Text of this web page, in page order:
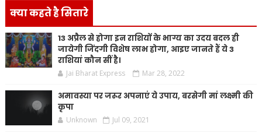
क्या कहते है सितारे
13 अप्रैल से होगा इन राशियों के भाग्य का उदय बदल ही
जायेगी जिंदगी विशेष लाभ होगा, आइए जानते हैं ये 3
राशियां कौन सीं है।
Jai Bharat Express Mar 28, 2022
अमावस्या पर जरूर अपनाएं ये उपाय, बरसेगी मां लक्ष्मी की
कृपा
Unknown Jul 09, 2021